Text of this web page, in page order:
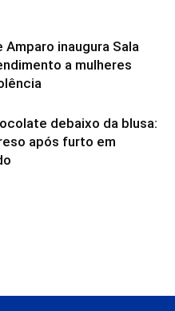
inaugura Sala
a mulheres
debaixo da blusa:
após furto em